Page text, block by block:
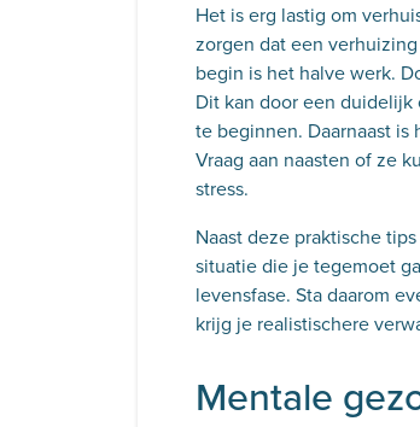
Het is erg lastig om
zorgen dat een
begin is het halve werk.
Dit kan door een
te beginnen. Daarnaast
Vraag aan naasten of ze
stress.
Naast deze praktische
situatie die je tegemoet
levensfase. Sta daarom
krijg je realistischere
Mentale